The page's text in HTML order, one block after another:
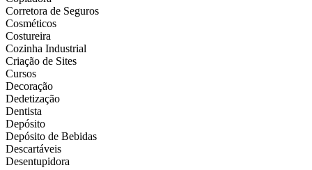
Corretora de Seguros
Cosméticos
Costureira
Cozinha Industrial
Criação de Sites
Cursos
Decoração
Dedetização
Dentista
Depósito
Depósito de Bebidas
Descartáveis
Desentupidora